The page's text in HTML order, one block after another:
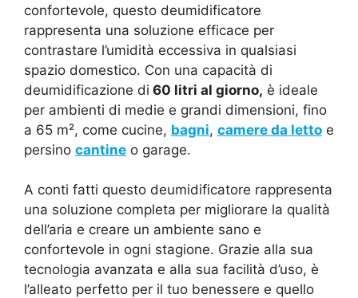
confortevole, questo deumidificatore
rappresenta una soluzione efficace per
contrastare l’umidità eccessiva in qualsiasi
spazio domestico. Con una capacità di
deumidificazione di 60 litri al giorno, è ideale
per ambienti di medie e grandi dimensioni, fino
a 65 m², come cucine, bagni, camere da letto e
persino cantine o garage.
A conti fatti questo deumidificatore rappresenta
una soluzione completa per migliorare la qualità
dell’aria e creare un ambiente sano e
confortevole in ogni stagione. Grazie alla sua
tecnologia avanzata e alla sua facilità d’uso, è
l’alleato perfetto per il tuo benessere e quello